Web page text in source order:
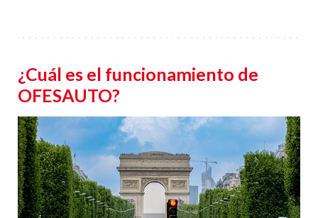
¿Cuál es el funcionamiento de
OFESAUTO?